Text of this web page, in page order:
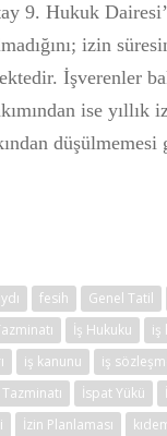
9. Hukuk
izin
İşverenler
ise
fesih
Genel Tatil
İş Hukuku
iş
iş kanunu
iş
İspat Yükü
İzin Planlaması